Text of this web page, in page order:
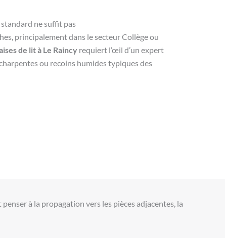
ne suffit pas
principalement dans le secteur Collège ou
de lit à Le Raincyrequiert l’œil d’un expert
ou recoins humides typiques des
à la propagation vers les pièces adjacentes, la